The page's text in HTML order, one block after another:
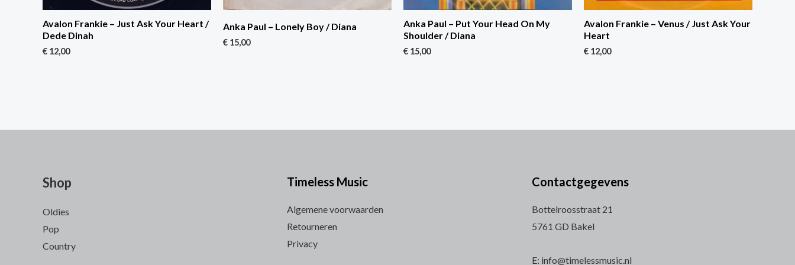
Avalon Frankie – Just Ask Your Heart /
Dede Dinah
€ 12,00
Anka Paul – Lonely Boy / Diana
€ 15,00
Anka Paul – Put Your Head On My
Shoulder / Diana
€ 15,00
Avalon Frankie – Venus / Just Ask Your
Heart
€ 12,00
Shop
Oldies
Pop
Country
Timeless Music
Algemene voorwaarden
Retourneren
Privacy
Contactgegevens
Bottelroosstraat 21
5761 GD Bakel
E: info@timelessmusic.nl